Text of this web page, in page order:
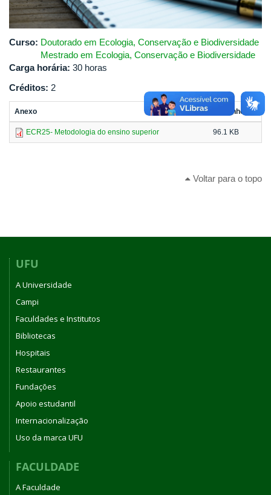
Curso: Doutorado em Ecologia, Conservação e Biodiversidade
Mestrado em Ecologia, Conservação e Biodiversidade
Carga horária: 30 horas
Créditos: 2
Anexo Tamanho
ECR25- Metodologia do ensino superior 96.1 KB
Voltar para o topo
UFU
A Universidade
Campi
Faculdades e Institutos
Bibliotecas
Hospitais
Restaurantes
Fundações
Apoio estudantil
Internacionalização
Uso da marca UFU
FACULDADE
A Faculdade